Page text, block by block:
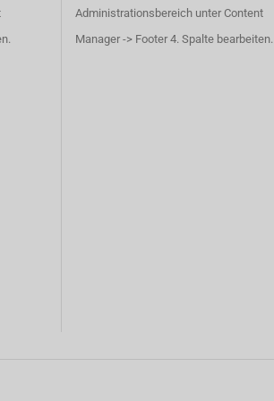
Administrationsbereich unter Content
Manager -> Footer 4. Spalte bearbeiten.